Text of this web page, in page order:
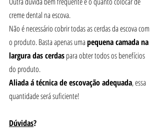
creme dental na escova.
Não é necessário cobrir todas as cerdas da escova com
o produto. Basta apenas uma pequena camada na
largura das cerdas para obter todos os benefícios
do produto.
Aliada á técnica de escovação adequada, essa
quantidade será suficiente!
Dúvidas?